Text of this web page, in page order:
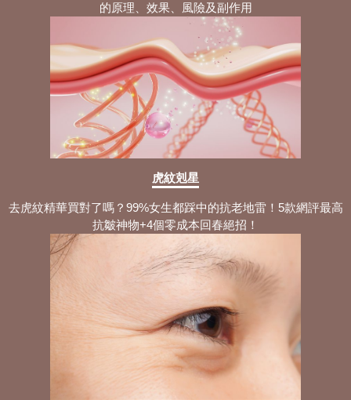
的原理、效果、風險及副作用
虎紋剋星
去虎紋精華買對了嗎？99%女生都踩中的抗老地雷！5款網評最高
抗皺神物+4個零成本回春絕招！